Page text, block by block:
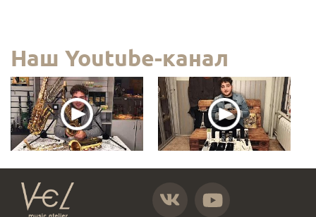
Наш Youtube-канал